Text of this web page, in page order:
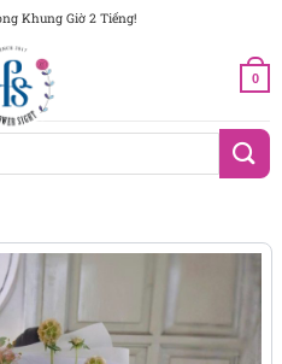
Khung Giờ 2 Tiếng!
0